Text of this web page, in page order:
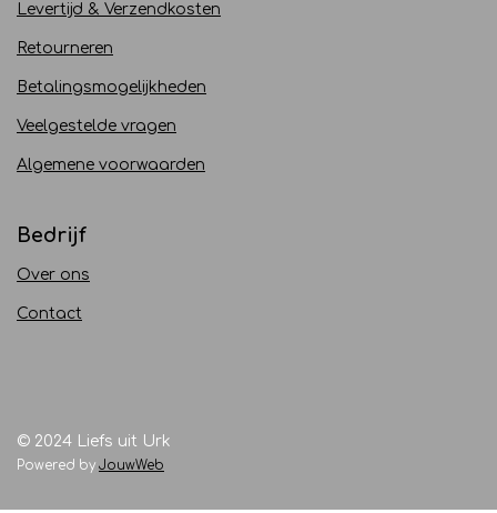
Levertijd & Verzendkosten
Retourneren
Betalingsmogelijkheden
Veelgestelde vragen
Algemene voorwaarden
Bedrijf
Over ons
Contact
© 2024 Liefs uit Urk
Powered by JouwWeb